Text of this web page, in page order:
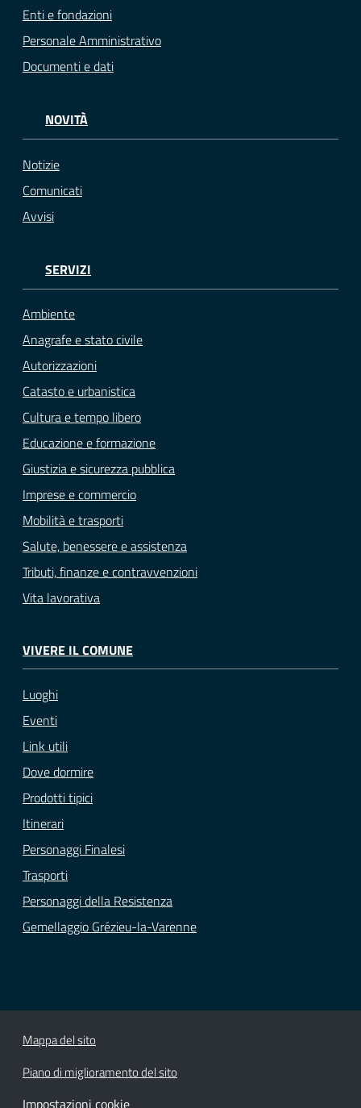
Enti e fondazioni
Personale Amministrativo
Documenti e dati
NOVITÀ
Notizie
Comunicati
Avvisi
SERVIZI
Ambiente
Anagrafe e stato civile
Autorizzazioni
Catasto e urbanistica
Cultura e tempo libero
Educazione e formazione
Giustizia e sicurezza pubblica
Imprese e commercio
Mobilità e trasporti
Salute, benessere e assistenza
Tributi, finanze e contravvenzioni
Vita lavorativa
VIVERE IL COMUNE
Luoghi
Eventi
Link utili
Dove dormire
Prodotti tipici
Itinerari
Personaggi Finalesi
Trasporti
Personaggi della Resistenza
Gemellaggio Grézieu-la-Varenne
Mappa del sito
Piano di miglioramento del sito
Impostazioni cookie